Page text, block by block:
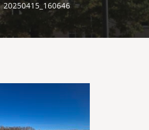
20250415_160646